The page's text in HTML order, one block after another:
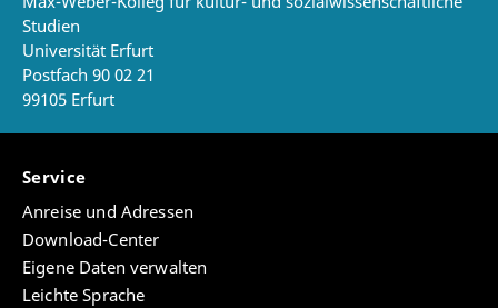
Studien
Universität Erfurt
Postfach 90 02 21
99105 Erfurt
Service
Anreise und Adressen
Download-Center
Eigene Daten verwalten
Leichte Sprache